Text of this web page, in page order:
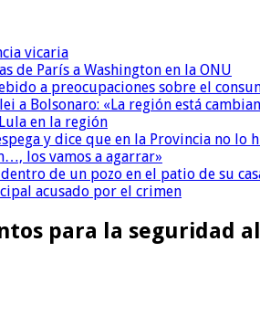
vicaria
de París a Washington en la ONU
a preocupaciones sobre el
Bolsonaro: «La región está
en la región
y dice que en la Provincia no lo
los vamos a agarrar»
de un pozo en el patio de su
acusado por el crimen
para la seguridad